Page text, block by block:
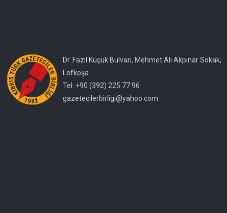
Dr. Fazıl Küçük Bulvarı, Mehmet Ali Akpınar Sokak,
Lefkoşa
Tel: +90 (392) 225 77 96
gazetecilerbirligi@yahoo.com